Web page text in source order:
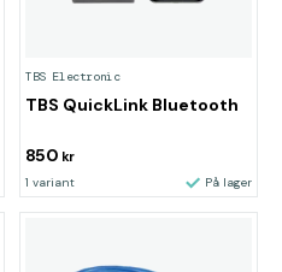
TBS Electronic
TBS QuickLink Bluetooth
850 kr
1 variant På lager